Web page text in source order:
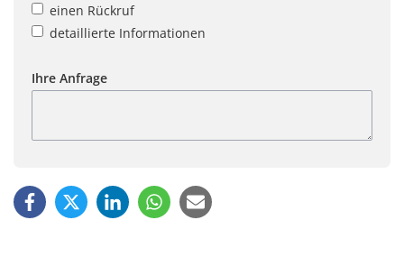
einen Rückruf
detaillierte Informationen
Ihre Anfrage